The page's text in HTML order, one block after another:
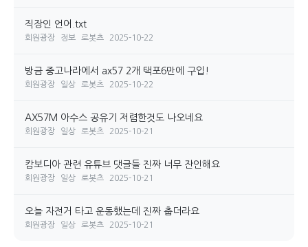
직장인 언어.txt
회원광장 정보 로봇츠 2025-10-22
방금 중고나라에서 ax57 2개 택포6만에 구입!
회원광장 일상 로봇츠 2025-10-22
AX57M 아수스 공유기 저렴한것도 나오네요
회원광장 일상 로봇츠 2025-10-21
캄보디아 관련 유튜브 댓글들 진짜 너무 잔인해요
회원광장 일상 로봇츠 2025-10-21
오늘 자전거 타고 운동했는데 진짜 춥더라요
회원광장 일상 로봇츠 2025-10-21